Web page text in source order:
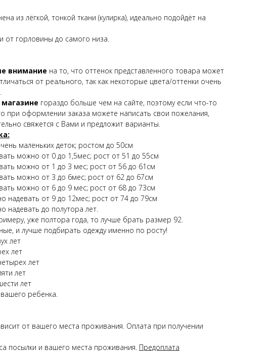
из лёгкой, тонкой ткани (кулирка), идеально подойдёт на
от горловины до самого низа.
внимание на то, что оттенок представленного товара может
от реального, так как некоторые цвета/оттенки очень
гораздо больше чем на сайте, поэтому если что-то
при оформлении заказа можете написать свои пожелания,
свяжется с Вами и предложит варианты.
маленьких деток; ростом до 50см
можно от 0 до 1,5мес; рост от 51 до 55см
можно от 1 до 3 мес; рост от 56 до 61см
можно от 3 до 6мес; рост от 62 до 67см
можно от 6 до 9 мес; рост от 68 до 73см
надевать от 9 до 12мес; рост от 74 до 79см
надевать до полутора лет.
уже полтора года, то лучше брать размер 92.
и лучше подбирать одежду именно по росту!
лет
лет
лет
лет
лет
ребенка.
от вашего места проживания. Оплата при получении
посылки и вашего места проживания. Предоплата